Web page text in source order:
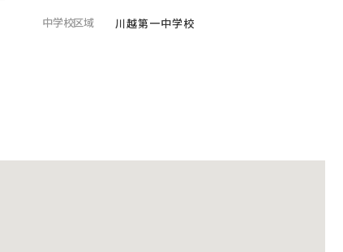
中学校区域 川越第一中学校